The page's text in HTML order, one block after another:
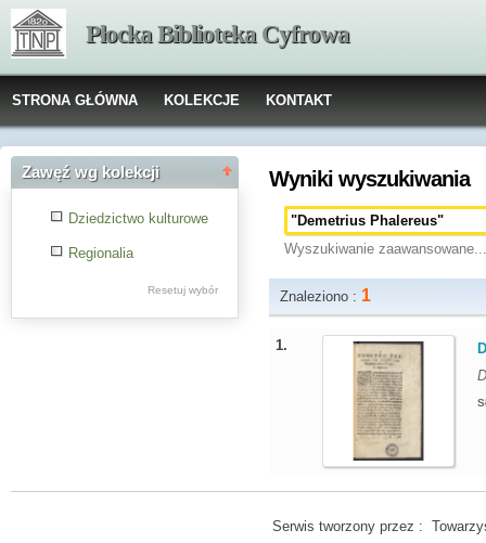
Płocka Biblioteka Cyfrowa
STRONA GŁÓWNA KOLEKCJE KONTAKT
Zawęź wg kolekcji
Dziedzictwo kulturowe
Regionalia
Resetuj wybór
Wyniki wyszukiwania
Wyszukiwanie zaawansowane...
Znaleziono : 1
1.
Serwis tworzony przez :